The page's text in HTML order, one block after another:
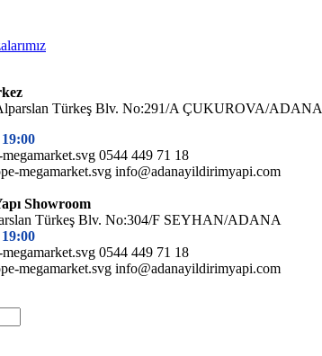
Türkeş Blv. No:291/A ÇUKUROVA/ADANA
19:00
0544 449 71 18
info@adanayildirimyapi.com
Showroom
Türkeş Blv. No:304/F SEYHAN/ADANA
19:00
0544 449 71 18
info@adanayildirimyapi.com